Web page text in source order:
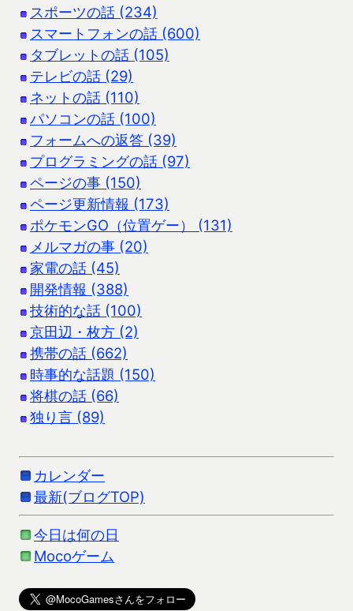
スポーツの話 (234)
スマートフォンの話 (600)
タブレットの話 (105)
テレビの話 (29)
ネットの話 (110)
パソコンの話 (100)
フォームへの返答 (39)
プログラミングの話 (97)
ページの事 (150)
ページ更新情報 (173)
ポケモンGO（位置ゲー） (131)
メルマガの事 (20)
家電の話 (45)
開発情報 (388)
技術的な話 (100)
京田辺・枚方 (2)
携帯の話 (662)
時事的な話題 (150)
将棋の話 (66)
独り言 (89)
カレンダー
最新(ブログTOP)
今日は何の日
Mocoゲーム